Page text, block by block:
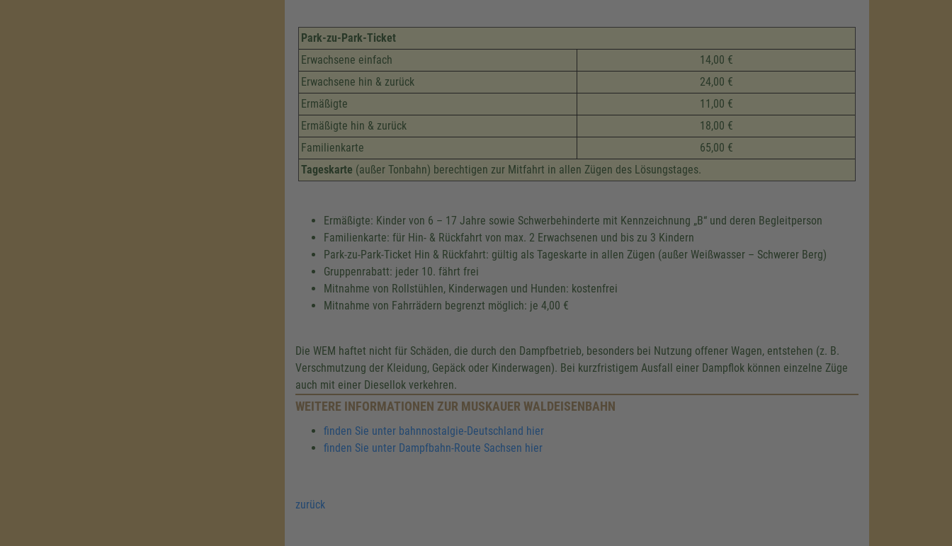
Park-zu-Park-Ticket
Erwachsene einfach
14,00 €
Erwachsene hin & zurück
24,00 €
Ermäßigte
11,00 €
Ermäßigte hin & zurück
18,00 €
Familienkarte
65,00 €
Tageskarte (außer Tonbahn) berechtigen zur Mitfahrt in allen Zügen des Lösungstages.
Ermäßigte: Kinder von 6 – 17 Jahre sowie Schwerbehinderte mit Kennzeichnung B und deren Begleitperson
Familienkarte: für Hin- & Rückfahrt von max. 2 Erwachsenen und bis zu 3 Kindern
Park-zu-Park-Ticket Hin & Rückfahrt: gültig als Tageskarte in allen Zügen (außer Weißwasser – Schwerer Berg)
Gruppenrabatt: jeder 10. fährt frei
Mitnahme von Rollstühlen, Kinderwagen und Hunden: kostenfrei
Mitnahme von Fahrrädern begrenzt möglich: je 4,00 €
Die WEM haftet nicht für Schäden, die durch den Dampfbetrieb, besonders bei Nutzung offener Wagen, entstehen (z. B.
Verschmutzung der Kleidung, Gepäck oder Kinderwagen). Bei kurzfristigem Ausfall einer Dampflok können einzelne Züge
auch mit einer Diesellok verkehren.
WEITERE INFORMATIONEN ZUR MUSKAUER WALDEISENBAHN
finden Sie unter bahnnostalgie-Deutschland hier
finden Sie unter Dampfbahn-Route Sachsen hier
zurück